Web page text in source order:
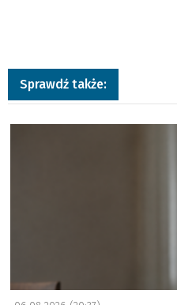
Sprawdź także:
a